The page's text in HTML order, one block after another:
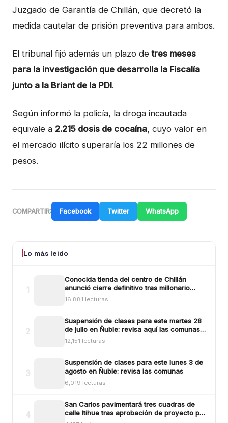
Juzgado de Garantía de Chillán, que decretó la
medida cautelar de prisión preventiva para ambos.
El tribunal fijó además un plazo detres meses
para la investigación que desarrolla la Fiscalía
junto a la Briant de la PDI.
Según informó la policía, la droga incautada
equivale a 2.215 dosis de cocaína, cuyo valor en
el mercado ilícito superaría los 22 millones de
pesos.
COMPARTIR: Facebook Twitter WhatsApp
Lo más leído
Conocida tienda del centro de Chillán
anunció cierre definitivo tras millonario
robo ocurrido la madrugada del reciente
lunes
16,881 lecturas
Suspensión de clases para este martes 28
de julio en Ñuble: revisa aquí las comunas y
sectores
12,151 lecturas
Suspensión de clases para este lunes 3 de
agosto en Ñuble: revisa las comunas
6,019 lecturas
San Carlos pavimentará tres cuadras de
calle Itihue tras aprobación de proyecto por